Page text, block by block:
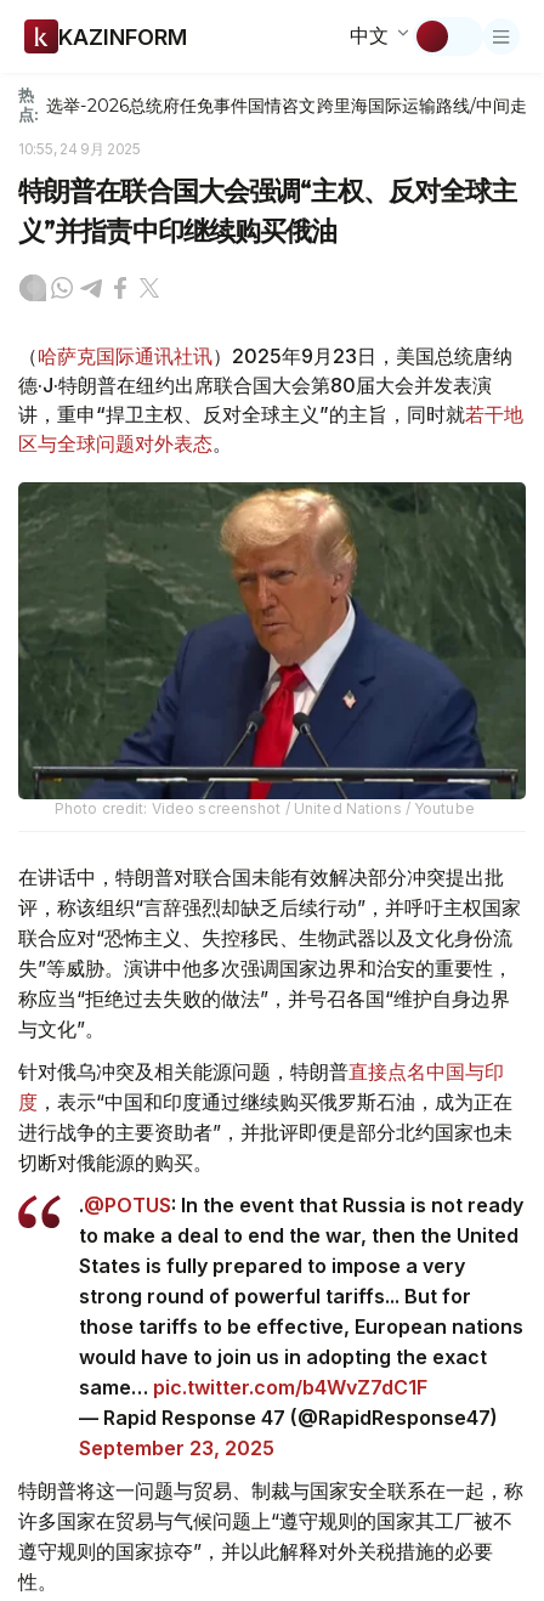
KAZINFORM 中文
热
点: 选举-2026总统府任免事件国情咨文跨里海国际运输路线/中间走廊
10:55, 24 9月 2025
特朗普在联合国大会强调“主权、反对全球主
义”并指责中印继续购买俄油
（哈萨克国际通讯社讯）2025年9月23日，美国总统唐纳
德·J·特朗普在纽约出席联合国大会第80届大会并发表演
讲，重申“捍卫主权、反对全球主义”的主旨，同时就若干地
区与全球问题对外表态。
Photo credit: Video screenshot / United Nations / Youtube
在讲话中，特朗普对联合国未能有效解决部分冲突提出批
评，称该组织“言辞强烈却缺乏后续行动”，并呼吁主权国家
联合应对“恐怖主义、失控移民、生物武器以及文化身份流
失”等威胁。演讲中他多次强调国家边界和治安的重要性，
称应当“拒绝过去失败的做法”，并号召各国“维护自身边界
与文化”。
针对俄乌冲突及相关能源问题，特朗普直接点名中国与印
度 ，表示“中国和印度通过继续购买俄罗斯石油，成为正在
进行战争的主要资助者”，并批评即便是部分北约国家也未
切断对俄能源的购买。
.@POTUS: In the event that Russia is not ready
to make a deal to end the war, then the United
States is fully prepared to impose a very
strong round of powerful tariffs... But for
those tariffs to be effective, European nations
would have to join us in adopting the exact
same… pic.twitter.com/b4WvZ7dC1F
— Rapid Response 47 (@RapidResponse47)
September 23, 2025
特朗普将这一问题与贸易、制裁与国家安全联系在一起，称
许多国家在贸易与气候问题上“遵守规则的国家其工厂被不
遵守规则的国家掠夺”，并以此解释对外关税措施的必要
性。